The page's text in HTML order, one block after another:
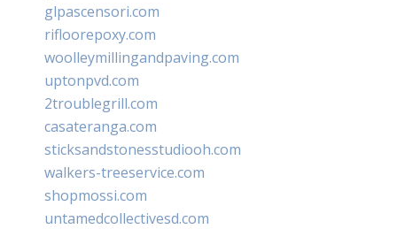
glpascensori.com
rifloorepoxy.com
woolleymillingandpaving.com
uptonpvd.com
2troublegrill.com
casateranga.com
sticksandstonesstudiooh.com
walkers-treeservice.com
shopmossi.com
untamedcollectivesd.com